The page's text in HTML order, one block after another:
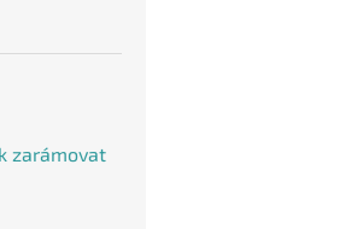
zarámovat